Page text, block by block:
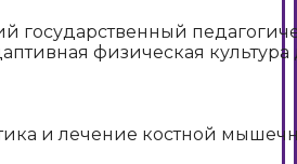
государственный
физическая
и лечение костной